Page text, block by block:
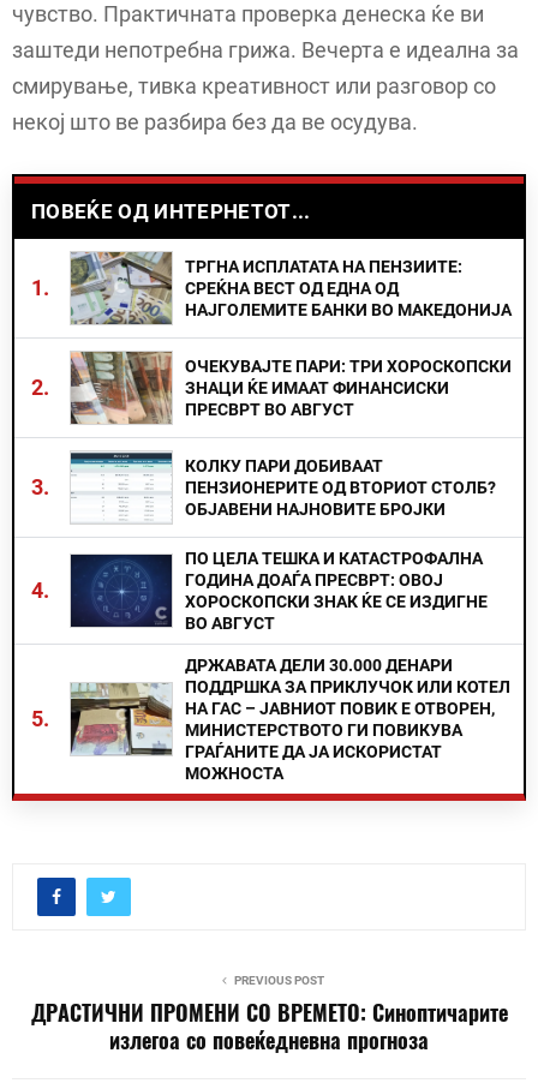
чувство. Практичната проверка денеска ќе ви
заштеди непотребна грижа. Вечерта е идеална за
смирување, тивка креативност или разговор со
некој што ве разбира без да ве осудува.
ПОВЕЌЕ ОД ИНТЕРНЕТОТ...
1.
ТРГНА ИСПЛАТАТА НА ПЕНЗИИТЕ:
СРЕЌНА ВЕСТ ОД ЕДНА ОД
НАЈГОЛЕМИТЕ БАНКИ ВО МАКЕДОНИЈА
2.
ОЧЕКУВАЈТЕ ПАРИ: ТРИ ХОРОСКОПСКИ
ЗНАЦИ ЌЕ ИМААТ ФИНАНСИСКИ
ПРЕСВРТ ВО АВГУСТ
3.
КОЛКУ ПАРИ ДОБИВААТ
ПЕНЗИОНЕРИТЕ ОД ВТОРИОТ СТОЛБ?
ОБЈАВЕНИ НАЈНОВИТЕ БРОЈКИ
4.
ПО ЦЕЛА ТЕШКА И КАТАСТРОФАЛНА
ГОДИНА ДОАЃА ПРЕСВРТ: ОВОЈ
ХОРОСКОПСКИ ЗНАК ЌЕ СЕ ИЗДИГНЕ
ВО АВГУСТ
5.
ДРЖАВАТА ДЕЛИ 30.000 ДЕНАРИ
ПОДДРШКА ЗА ПРИКЛУЧОК ИЛИ КОТЕЛ
НА ГАС – ЈАВНИОТ ПОВИК Е ОТВОРЕН,
МИНИСТЕРСТВОТО ГИ ПОВИКУВА
ГРАЃАНИТЕ ДА ЈА ИСКОРИСТАТ
МОЖНОСТА
PREVIOUS POST
ДРАСТИЧНИ ПРОМЕНИ СО ВРЕМЕТО: Синоптичарите
излегоа со повеќедневна прогноза